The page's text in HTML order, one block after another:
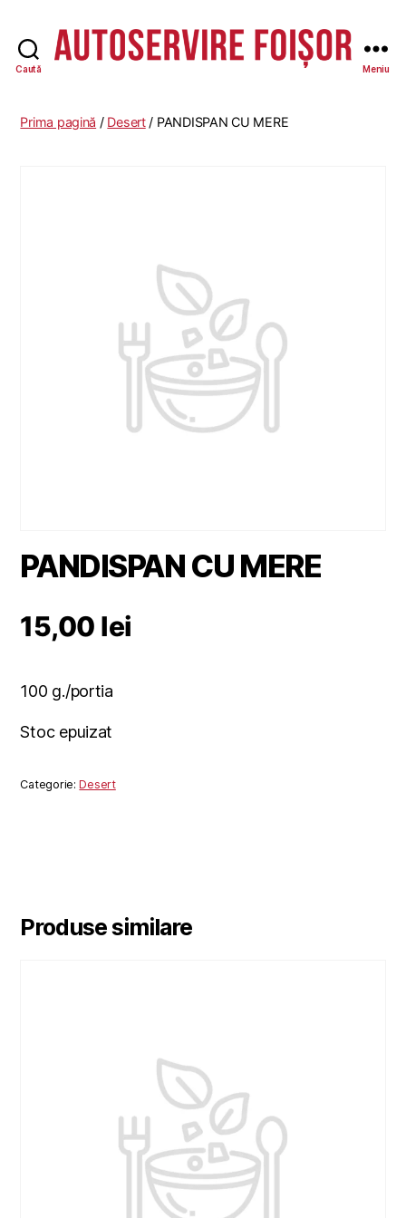
Caută
-
Meniu
Prima pagină / Desert/ PANDISPAN CU MERE
PANDISPAN CU MERE
15,00 lei
100 g./portia
Stoc epuizat
Categorie:Desert
Produse similare